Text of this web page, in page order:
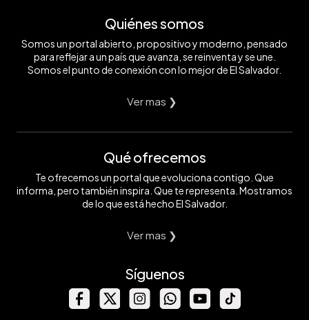
Quiénes somos
Somos un portal abierto, propositivo y moderno, pensado
para reflejar a un país que avanza, se reinventa y se une.
Somos el punto de conexión con lo mejor de El Salvador.
Ver mas ❯
Qué ofrecemos
Te ofrecemos un portal que evoluciona contigo. Que
informa, pero también inspira. Que te representa. Mostramos
de lo que está hecho El Salvador.
Ver mas ❯
Síguenos